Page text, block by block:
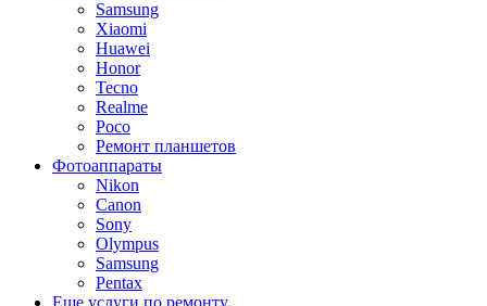
Samsung
Xiaomi
Huawei
Honor
Tecno
Realme
Poco
Ремонт планшетов
Фотоаппараты
Nikon
Canon
Sony
Olympus
Samsung
Pentax
Еще услуги по ремонту